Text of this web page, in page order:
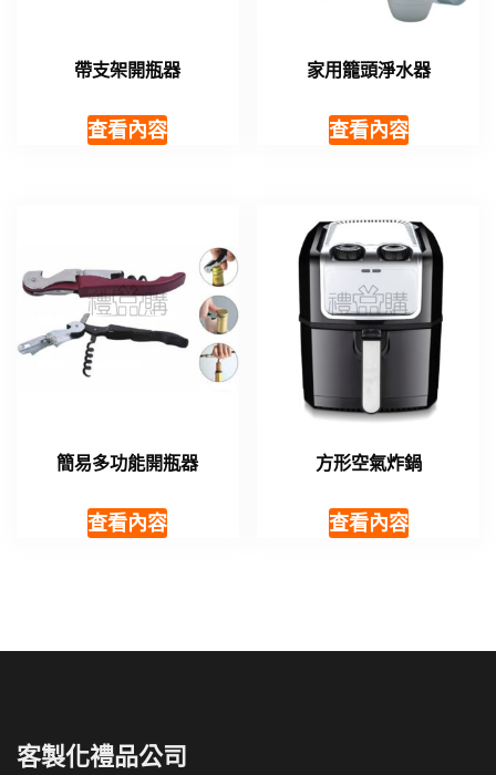
帶支架開瓶器
查看內容
家用籠頭淨水器
查看內容
簡易多功能開瓶器
查看內容
方形空氣炸鍋
查看內容
客製化禮品公司